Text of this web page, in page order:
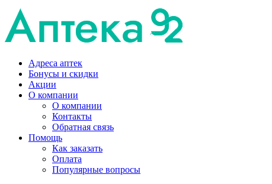
Адреса аптек
Бонусы и скидки
Акции
О компании
О компании
Контакты
Обратная связь
Помощь
Как заказать
Оплата
Популярные вопросы